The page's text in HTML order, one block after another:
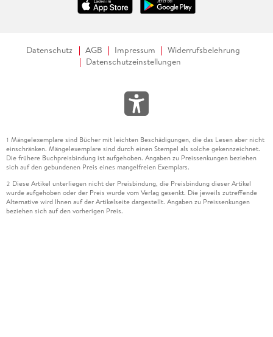
Datenschutz AGB Impressum
Widerrufsbelehrung
Datenschutzeinstellungen
1 Mängelexemplare sind Bücher mit leichten Beschädigungen, die das Lesen aber nicht
einschränken. Mängelexemplare sind durch einen Stempel als solche gekennzeichnet.
Die frühere Buchpreisbindung ist aufgehoben. Angaben zu Preissenkungen beziehen
sich auf den gebundenen Preis eines mangelfreien Exemplars.
2 Diese Artikel unterliegen nicht der Preisbindung, die Preisbindung dieser Artikel
wurde aufgehoben oder der Preis wurde vom Verlag gesenkt. Die jeweils zutreffende
Alternative wird Ihnen auf der Artikelseite dargestellt. Angaben zu Preissenkungen
beziehen sich auf den vorherigen Preis.